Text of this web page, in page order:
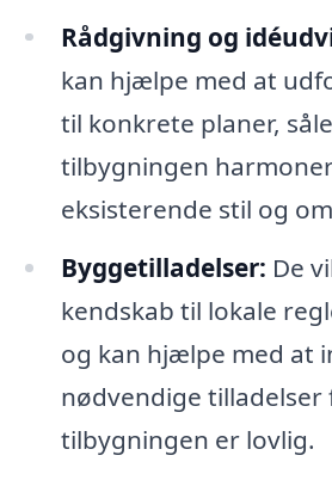
Rådgivning og
kan hjælpe med at
til konkrete planer,
tilbygningen
eksisterende stil og
Byggetilladelser: De
kendskab til lokale
og kan hjælpe med at
nødvendige tilladelser
tilbygningen er lovlig.